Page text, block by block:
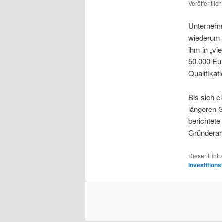
ihm in
50.000
Bis sich
längeren
Dieser